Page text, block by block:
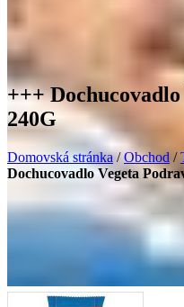
+++
240G
Domovská stránka/Obchod /
Dochucovadlo Vegeta